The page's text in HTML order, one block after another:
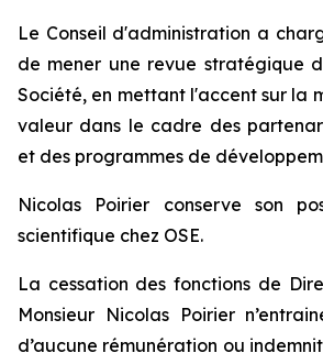
Le Conseil d'administration a
de mener une revue stratégique
Société, en mettant l'accent sur la
valeur dans le cadre des
et des programmes de
Nicolas Poirier conserve son
scientifique chez OSE.
La cessation des fonctions de
Monsieur Nicolas Poirier
d’aucune rémunération ou